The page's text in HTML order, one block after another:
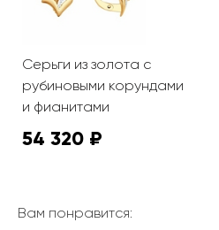
Серьги из золота с
рубиновыми корундами
и фианитами
54 320 ₽
Вам понравится: